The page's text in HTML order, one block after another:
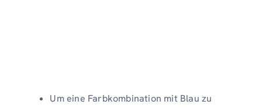
Um eine Farbkombination mit Blau zu